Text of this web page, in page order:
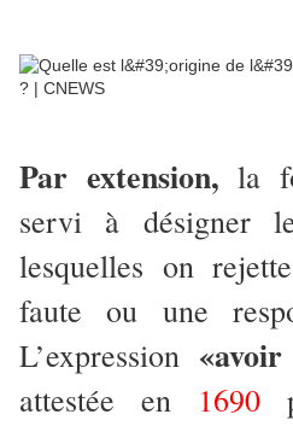
Par extension, la
servi à désigner
lesquelles on
faute ou une
L’expression
attestée en 1690